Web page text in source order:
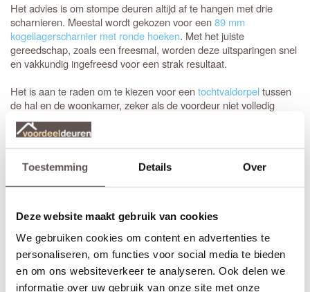
Toestemming Details Over
Deze website maakt gebruik van cookies
We gebruiken cookies om content en advertenties te
personaliseren, om functies voor social media te bieden
en om ons websiteverkeer te analyseren. Ook delen we
informatie over uw gebruik van onze site met onze
Het advies is om stompe deuren altijd af te hangen met drie
scharnieren. Meestal wordt gekozen voor een89 mm
kogellagerscharnier met ronde hoeken. Met het juiste
gereedschap, zoals een freesmal, worden deze uitsparingen snel
en vakkundig ingefreesd voor een strak resultaat.
Het is aan te raden om te kiezen voor eentochtvaldorpeltussen
de hal en de woonkamer, zeker als de voordeur niet volledig
tochtvrij sluit. Voor slaapkamers is een valdorpel handig om geluid
te dempen. Houd er rekening mee dat de luchtventilatie bij een
gesloten deur vermindert; dit is de afweging bij de keuze voor een
tochtvaldorpel.
Sluiten de standaardmaten net niet aan? Geen probleem.
mm in te korten. Bij eenopdekdeuris inkorten vanwege de
opdekranden alleen mogelijk aan de onderzijde.
Voor een zorgeloze installatie is het aan te raden gebruik te